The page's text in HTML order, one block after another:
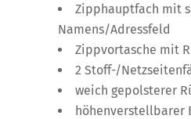
Zipphauptfach mit
Namens/Adressfeld
Zippvortasche mit
2 Stoff-/
weich gepolsterer
höhenverstellbarer